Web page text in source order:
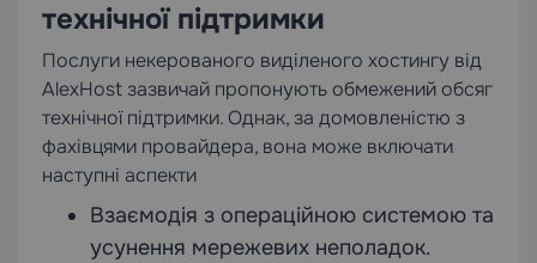
технічної підтримки
Послуги некерованого виділеного хостингу від
AlexHost зазвичай пропонують обмежений обсяг
технічної підтримки. Однак, за домовленістю з
фахівцями провайдера, вона може включати
наступні аспекти
Взаємодія з операційною системою та
усунення мережевих неполадок.